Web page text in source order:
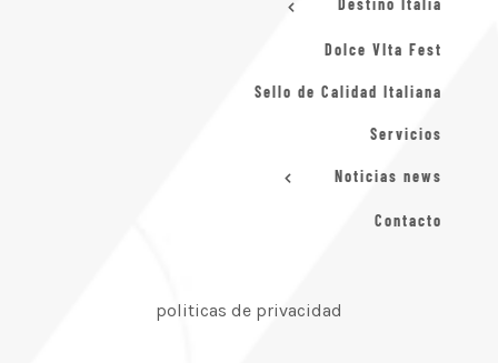
Destino Italia
Dolce VIta Fest
Sello de Calidad Italiana
Servicios
Noticias news
Contacto
politicas de privacidad